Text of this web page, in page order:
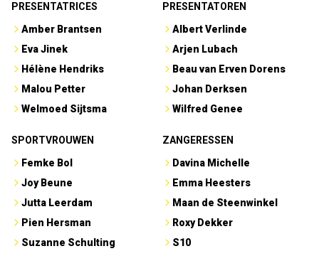
PRESENTATRICES
Amber Brantsen
Eva Jinek
Hélène Hendriks
Malou Petter
Welmoed Sijtsma
PRESENTATOREN
Albert Verlinde
Arjen Lubach
Beau van Erven Dorens
Johan Derksen
Wilfred Genee
SPORTVROUWEN
Femke Bol
Joy Beune
Jutta Leerdam
Pien Hersman
Suzanne Schulting
ZANGERESSEN
Davina Michelle
Emma Heesters
Maan de Steenwinkel
Roxy Dekker
S10